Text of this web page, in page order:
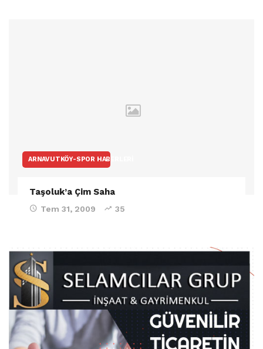
ARNAVUTKÖY-SPOR HABERLERI
Taşoluk’a Çim Saha
Tem 31, 2009 35